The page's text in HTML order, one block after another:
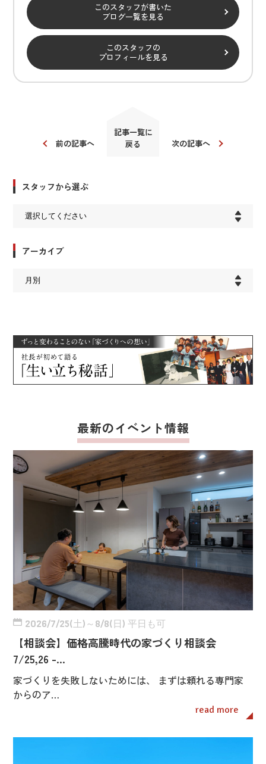
このスタッフが書いた
ブログ一覧を見る
このスタッフの
プロフィールを見る
前の記事へ
記事一覧に
戻る
次の記事へ
スタッフから選ぶ
アーカイブ
最新のイベント情報
2026/7/25(土)～8/8(日) 平日も可
【相談会】価格高騰時代の家づくり相談会
7/25,26 -…
家づくりを失敗しないためには、 まずは頼れる専門家
からのア…
read more